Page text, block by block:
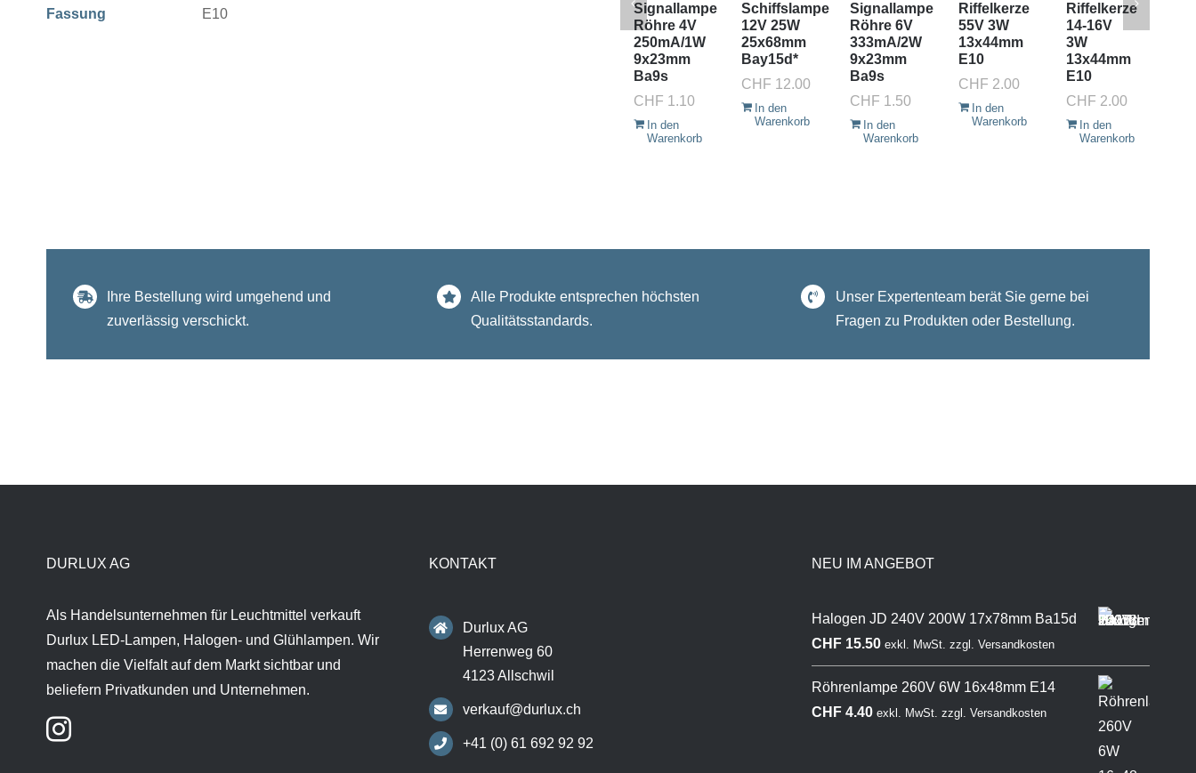
Fassung E10
Signallampe
Röhre 4V
250mA/1W
9x23mm
Ba9s
CHF 1.10
In den
Warenkorb
Schiffslampe
12V 25W
25x68mm
Bay15d*
CHF 12.00
In den
Warenkorb
Signallampe
Röhre 6V
333mA/2W
9x23mm
Ba9s
CHF 1.50
In den
Warenkorb
Riffelkerze
55V 3W
13x44mm
E10
CHF 2.00
In den
Warenkorb
Riffelkerze
14-16V
3W
13x44mm
E10
CHF 2.00
In den
Warenkorb
Ihre Bestellung wird umgehend und
zuverlässig verschickt.
Alle Produkte entsprechen höchsten
Qualitätsstandards.
Unser Expertenteam berät Sie gerne bei
Fragen zu Produkten oder Bestellung.
DURLUX AG
Als Handelsunternehmen für Leuchtmittel verkauft
Durlux LED-Lampen, Halogen- und Glühlampen. Wir
machen die Vielfalt auf dem Markt sichtbar und
beliefern Privatkunden und Unternehmen.
KONTAKT
Durlux AG
Herrenweg 60
4123 Allschwil
verkauf@durlux.ch
+41 (0) 61 692 92 92
NEU IM ANGEBOT
Halogen JD 240V 200W 17x78mm Ba15d
CHF15.50 exkl. MwSt. zzgl. Versandkosten
Röhrenlampe 260V 6W 16x48mm E14
CHF4.40 exkl. MwSt. zzgl. Versandkosten